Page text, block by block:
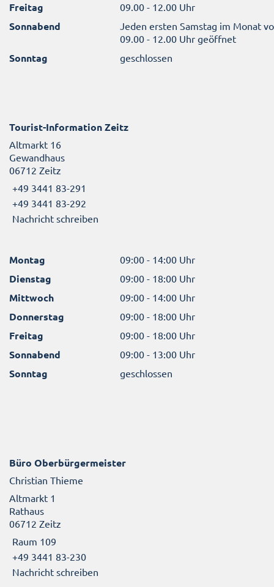
Freitag 09.00 - 12.00 Uhr
Sonnabend
Jeden ersten Samstag im Monat
09.00 - 12.00 Uhr geöffnet
Sonntag geschlossen
Tourist-Information Zeitz
Altmarkt 16
Gewandhaus
06712 Zeitz
+49 3441 83-291
+49 3441 83-292
Nachricht schreiben
Montag 09:00 - 14:00 Uhr
Dienstag 09:00 - 18:00 Uhr
Mittwoch 09:00 - 14:00 Uhr
Donnerstag 09:00 - 18:00 Uhr
Freitag 09:00 - 18:00 Uhr
Sonnabend 09:00 - 13:00 Uhr
Sonntag geschlossen
Büro Oberbürgermeister
Christian Thieme
Altmarkt 1
Rathaus
06712 Zeitz
Raum 109
+49 3441 83-230
Nachricht schreiben